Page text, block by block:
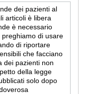
dei pazienti al
articoli è libera
è necessario
di usare
di riportare
che facciano
dei pazienti non
della legge
solo dopo